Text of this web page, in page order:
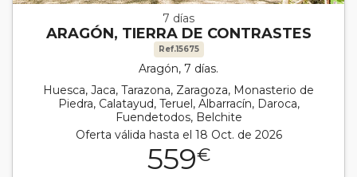
7 días
ARAGÓN, TIERRA DE CONTRASTES
Ref.15675
Aragón, 7 días.
Huesca, Jaca, Tarazona, Zaragoza, Monasterio de
Piedra, Calatayud, Teruel, Albarracín, Daroca,
Fuendetodos, Belchite
Oferta válida hasta el 18 Oct. de 2026
559€